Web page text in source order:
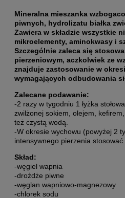
Mineralna mieszanka
piwnych, hydrolizatu białka
Zawiera w składzie wszystkie
mikroelementy, aminokwasy i
Szczególnie zaleca się
pierzeniowym, aczkolwiek ze
znajduje zastosowanie w
wymagających odbudowania
Zalecane podawanie:
-2 razy w tygodniu 1 łyżka
zwilżonej sokiem, olejem,
też czystą wodą.
-W okresie wychowu (powyżej 2
intensywnego pierzenia
Skład:
-węgiel wapnia
-drożdże piwne
-węglan wapniowo-magnezowy
-chlorek sodu